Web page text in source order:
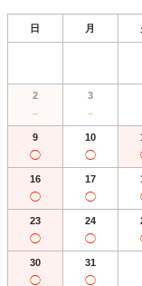
日 月
2
－
3
－
9
◯
10
◯
16
◯
17
◯
23
◯
24
◯
30
◯
31
◯